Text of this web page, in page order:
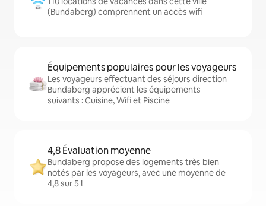
(Bundaberg) comprennent un accès wifi
Équipements populaires pour les voyageurs
Les voyageurs effectuant des séjours direction
Bundaberg apprécient les équipements
suivants : Cuisine, Wifi et Piscine
4,8 Évaluation moyenne
Bundaberg propose des logements très bien
notés par les voyageurs, avec une moyenne de
4,8 sur 5 !